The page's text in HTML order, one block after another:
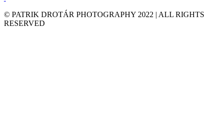
© PATRIK DROTÁR PHOTOGRAPHY 2022 | ALL RIGHTS
RESERVED